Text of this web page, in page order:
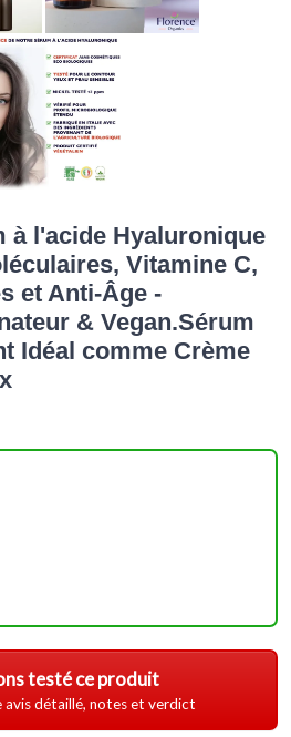
à l'acide Hyaluronique
Vitamine C,
et Anti-Âge -
& Vegan.Sérum
Idéal comme Crème
testé ce produit
détaillé, notes et verdict